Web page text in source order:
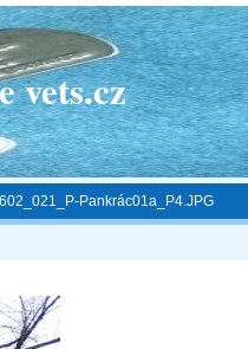
vets.cz
Pankrác01a_P4.JPG